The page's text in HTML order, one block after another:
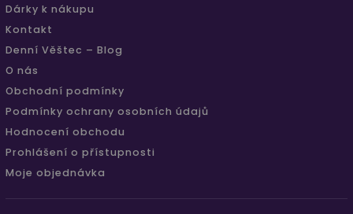
Dárky k nákupu
Kontakt
Denní Věštec – Blog
O nás
Obchodní podmínky
Podmínky ochrany osobních údajů
Hodnocení obchodu
Prohlášení o přístupnosti
Moje objednávka